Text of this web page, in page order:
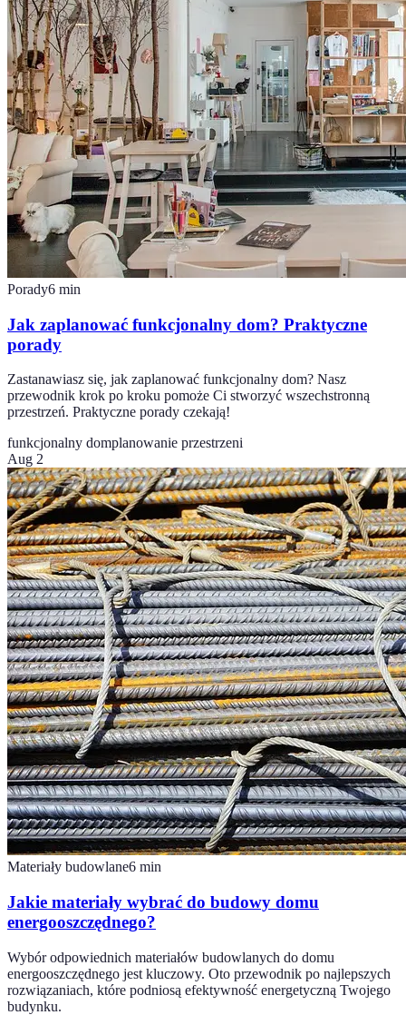
Porady6 min
Jak zaplanować funkcjonalny dom? Praktyczne
porady
Zastanawiasz się, jak zaplanować funkcjonalny dom? Nasz
przewodnik krok po kroku pomoże Ci stworzyć wszechstronną
przestrzeń. Praktyczne porady czekają!
funkcjonalny domplanowanie przestrzeni
Aug 2
Materiały budowlane6 min
Jakie materiały wybrać do budowy domu
energooszczędnego?
Wybór odpowiednich materiałów budowlanych do domu
energooszczędnego jest kluczowy. Oto przewodnik po najlepszych
rozwiązaniach, które podniosą efektywność energetyczną Twojego
budynku.